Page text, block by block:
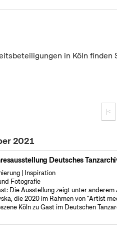
in Köln finden
|<
2021
Deutsches
| Inspiration
Fotografie
Die Ausstellung zeigt unter
die 2020 im Rahmen von "Artist
Köln zu Gast im Deutschen